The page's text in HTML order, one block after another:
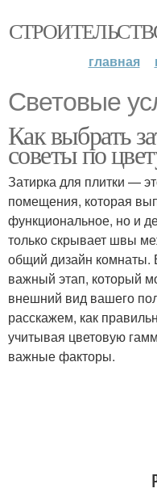
главная
Световые
Как выбрать
советы по
Затирка для плитки —
помещения, которая
функциональное, но и
только скрывает швы
общий дизайн комнаты.
важный этап, который
внешний вид вашего
расскажем, как
учитывая цветовую
важные факторы.